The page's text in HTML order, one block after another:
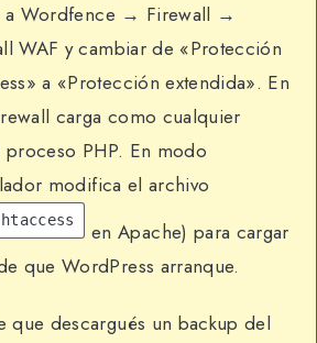
Wordfence → Firewall →
WAF y cambiar de «Protección
a «Protección extendida». En
carga como cualquier
PHP. En modo
modifica el archivo
en Apache) para cargar
que WordPress arranque.
descargués un backup del